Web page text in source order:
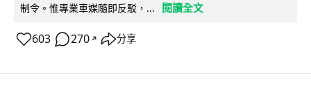
制令。惟專業車媒隨即反駁，...
閱讀全文
603 270 ↗ 分享